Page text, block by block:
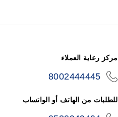
مركز رعاية العملاء
8002444445
للطلبات من الهاتف أو الواتساب